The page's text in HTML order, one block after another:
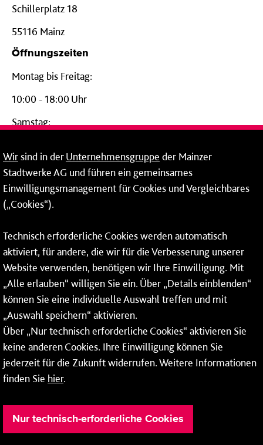
Schillerplatz 18
55116 Mainz
Öffnungszeiten
Montag bis Freitag:
10:00 - 18:00 Uhr
Samstag:
24-Stunden-Telefon*
06131 – 12 77 77
Fax: 06131 – 12 66 66
* Montags bis freitags bis 7 und ab 18 Uhr sowie an
Wochenenden und Feiertagen ganztags werden Ihre
Anrufe je nach Themenauswahl an ein Callcenter des
RMV oder von nextbike weitergeleitet. Dort erhalten Sie
ausschließlich Auskünfte zum Fahrplan bzw. zu
meinRad.
Wirsind in derUnternehmensgruppe der Mainzer
Stadtwerke AG und führen ein gemeinsames
Einwilligungsmanagement für Cookies und Vergleichbares
(„Cookies“).
Technisch erforderliche Cookies werden automatisch
aktiviert, für andere, die wir für die Verbesserung unserer
Website verwenden, benötigen wir Ihre Einwilligung. Mit
„Alle erlauben“ willigen Sie ein. Über „Details einblenden“
können Sie eine individuelle Auswahl treffen und mit
„Auswahl speichern“ aktivieren.
Über „Nur technisch erforderliche Cookies“ aktivieren Sie
keine anderen Cookies. Ihre Einwilligung können Sie
jederzeit für die Zukunft widerrufen. Weitere Informationen
finden Sie hier.
Nur technisch-erforderliche Cookies